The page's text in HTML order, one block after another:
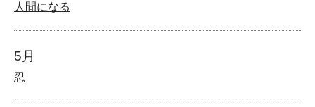
人間になる
5月
忍